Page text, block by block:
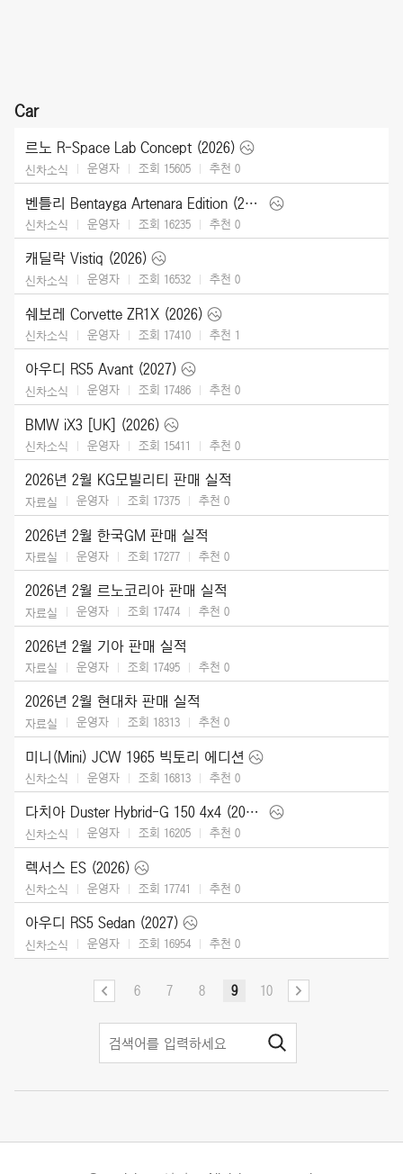
Car
르노 R-Space Lab Concept (2026)
신차소식 운영자 조회 15605 추천 0
벤틀리 Bentayga Artenara Edition (2027)
신차소식 운영자 조회 16235 추천 0
캐딜락 Vistiq (2026)
신차소식 운영자 조회 16532 추천 0
쉐보레 Corvette ZR1X (2026)
신차소식 운영자 조회 17410 추천 1
아우디 RS5 Avant (2027)
신차소식 운영자 조회 17486 추천 0
BMW iX3 [UK] (2026)
신차소식 운영자 조회 15411 추천 0
2026년 2월 KG모빌리티 판매 실적
자료실 운영자 조회 17375 추천 0
2026년 2월 한국GM 판매 실적
자료실 운영자 조회 17277 추천 0
2026년 2월 르노코리아 판매 실적
자료실 운영자 조회 17474 추천 0
2026년 2월 기아 판매 실적
자료실 운영자 조회 17495 추천 0
2026년 2월 현대차 판매 실적
자료실 운영자 조회 18313 추천 0
미니(Mini) JCW 1965 빅토리 에디션
신차소식 운영자 조회 16813 추천 0
다치아 Duster Hybrid-G 150 4x4 (2026)
신차소식 운영자 조회 16205 추천 0
렉서스 ES (2026)
신차소식 운영자 조회 17741 추천 0
아우디 RS5 Sedan (2027)
신차소식 운영자 조회 16954 추천 0
6 7 8 9 10